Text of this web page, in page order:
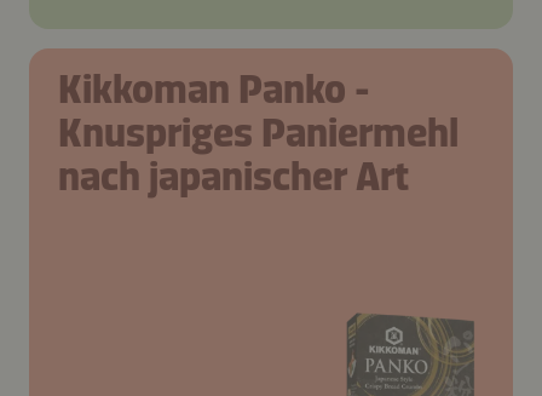
Kikkoman Panko -
Knuspriges Paniermehl
nach japanischer Art